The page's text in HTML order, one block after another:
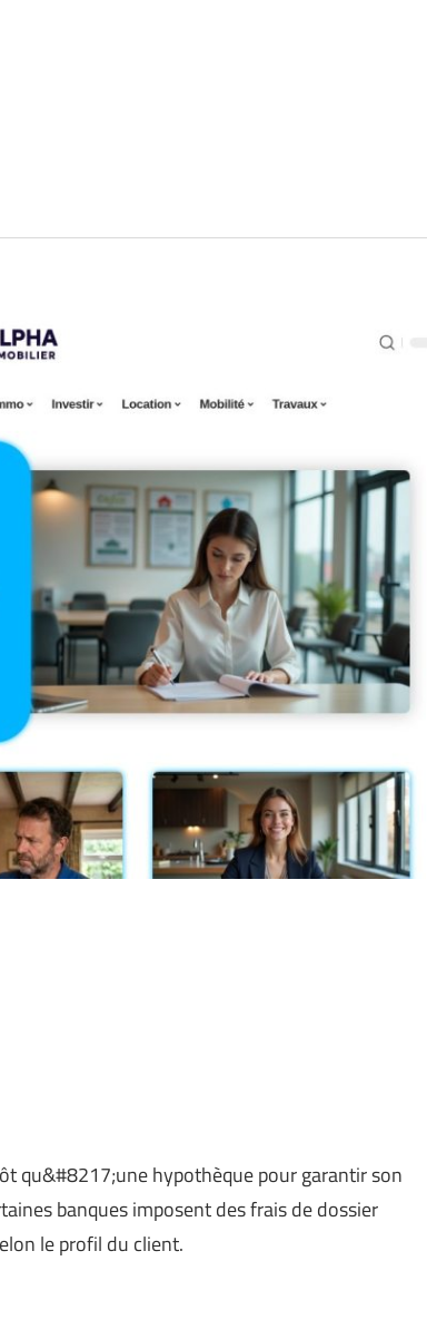
qu&#8217;une hypothèque pour garantir son
banques imposent des frais de dossier
le profil du client.